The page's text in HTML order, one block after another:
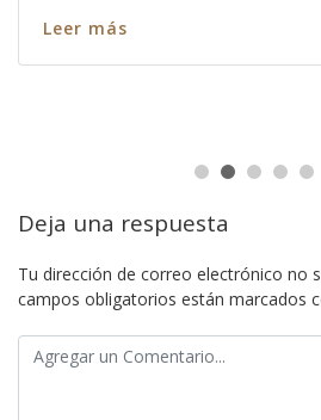
Leer más
Deja una respuesta
Tu dirección de correo electrónico no
campos obligatorios están marcados